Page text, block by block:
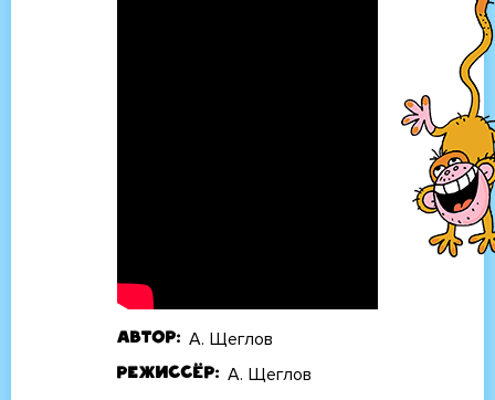
Автор А. Щеглов
Режиссёр А. Щеглов